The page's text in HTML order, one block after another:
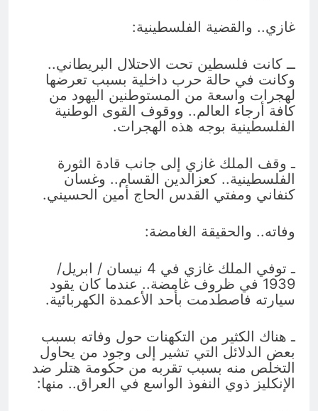
غازي.. والقضية الفلسطينية:
ــ كانت فلسطين تحت الاحتلال البريطاني..
وكانت في حالة حرب داخلية بسبب تعرضها
لهجرات واسعة من المستوطنين اليهود من
كافة أرجاء العالم.. ووقوف القوى الوطنية
الفلسطينية بوجه هذه الهجرات.
ـ وقف الملك غازي إلى جانب قادة الثورة
الفلسطينية.. كعزالدين القسام.. وغسان
كنفاني ومفتي القدس الحاج أمين الحسيني.
وفاته.. والحقيقة الغامضة:
ـ توفي الملك غازي في 4 نيسان / ابريل/
1939 في ظروف غامضة.. عندما كان يقود
سيارته فاصطدمت بأحد الأعمدة الكهربائية.
ـ هناك الكثير من التكهنات حول وفاته بسبب
بعض الدلائل التي تشير إلى وجود من يحاول
التخلص منه بسبب تقربه من حكومة هتلر ضد
الإنكليز ذوي النفوذ الواسع في العراق.. منها: